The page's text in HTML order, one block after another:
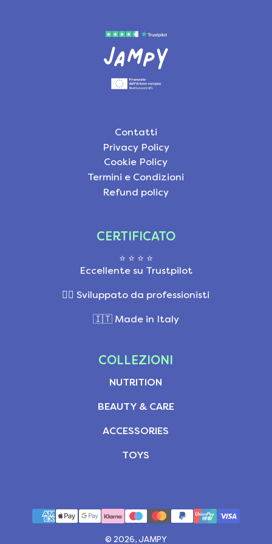
Contatti
Privacy Policy
Cookie Policy
Termini e Condizioni
Refund policy
CERTIFICATO
⭐ ⭐ ⭐ ⭐
Eccellente su Trustpilot
👩‍⚕️ Sviluppato da professionisti
🇮🇹 Made in Italy
COLLEZIONI
NUTRITION
BEAUTY & CARE
ACCESSORIES
TOYS
© 2026, JAMPY